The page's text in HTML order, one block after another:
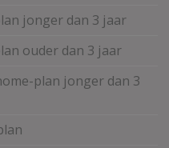
jonger dan 3 jaar
ouder dan 3 jaar
plan jonger dan 3